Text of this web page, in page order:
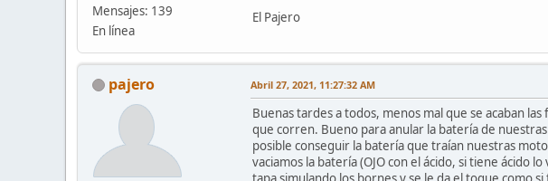
Mensajes: 139
En línea
El Pajero
pajero Abril 27, 2021, 11:27:32 AM
Buenas tardes a todos, menos mal que se acaban
que corren. Bueno para anular la batería de
posible conseguir la batería que traían nuestras
vaciamos la batería (OJO con el ácido, si tiene ácido